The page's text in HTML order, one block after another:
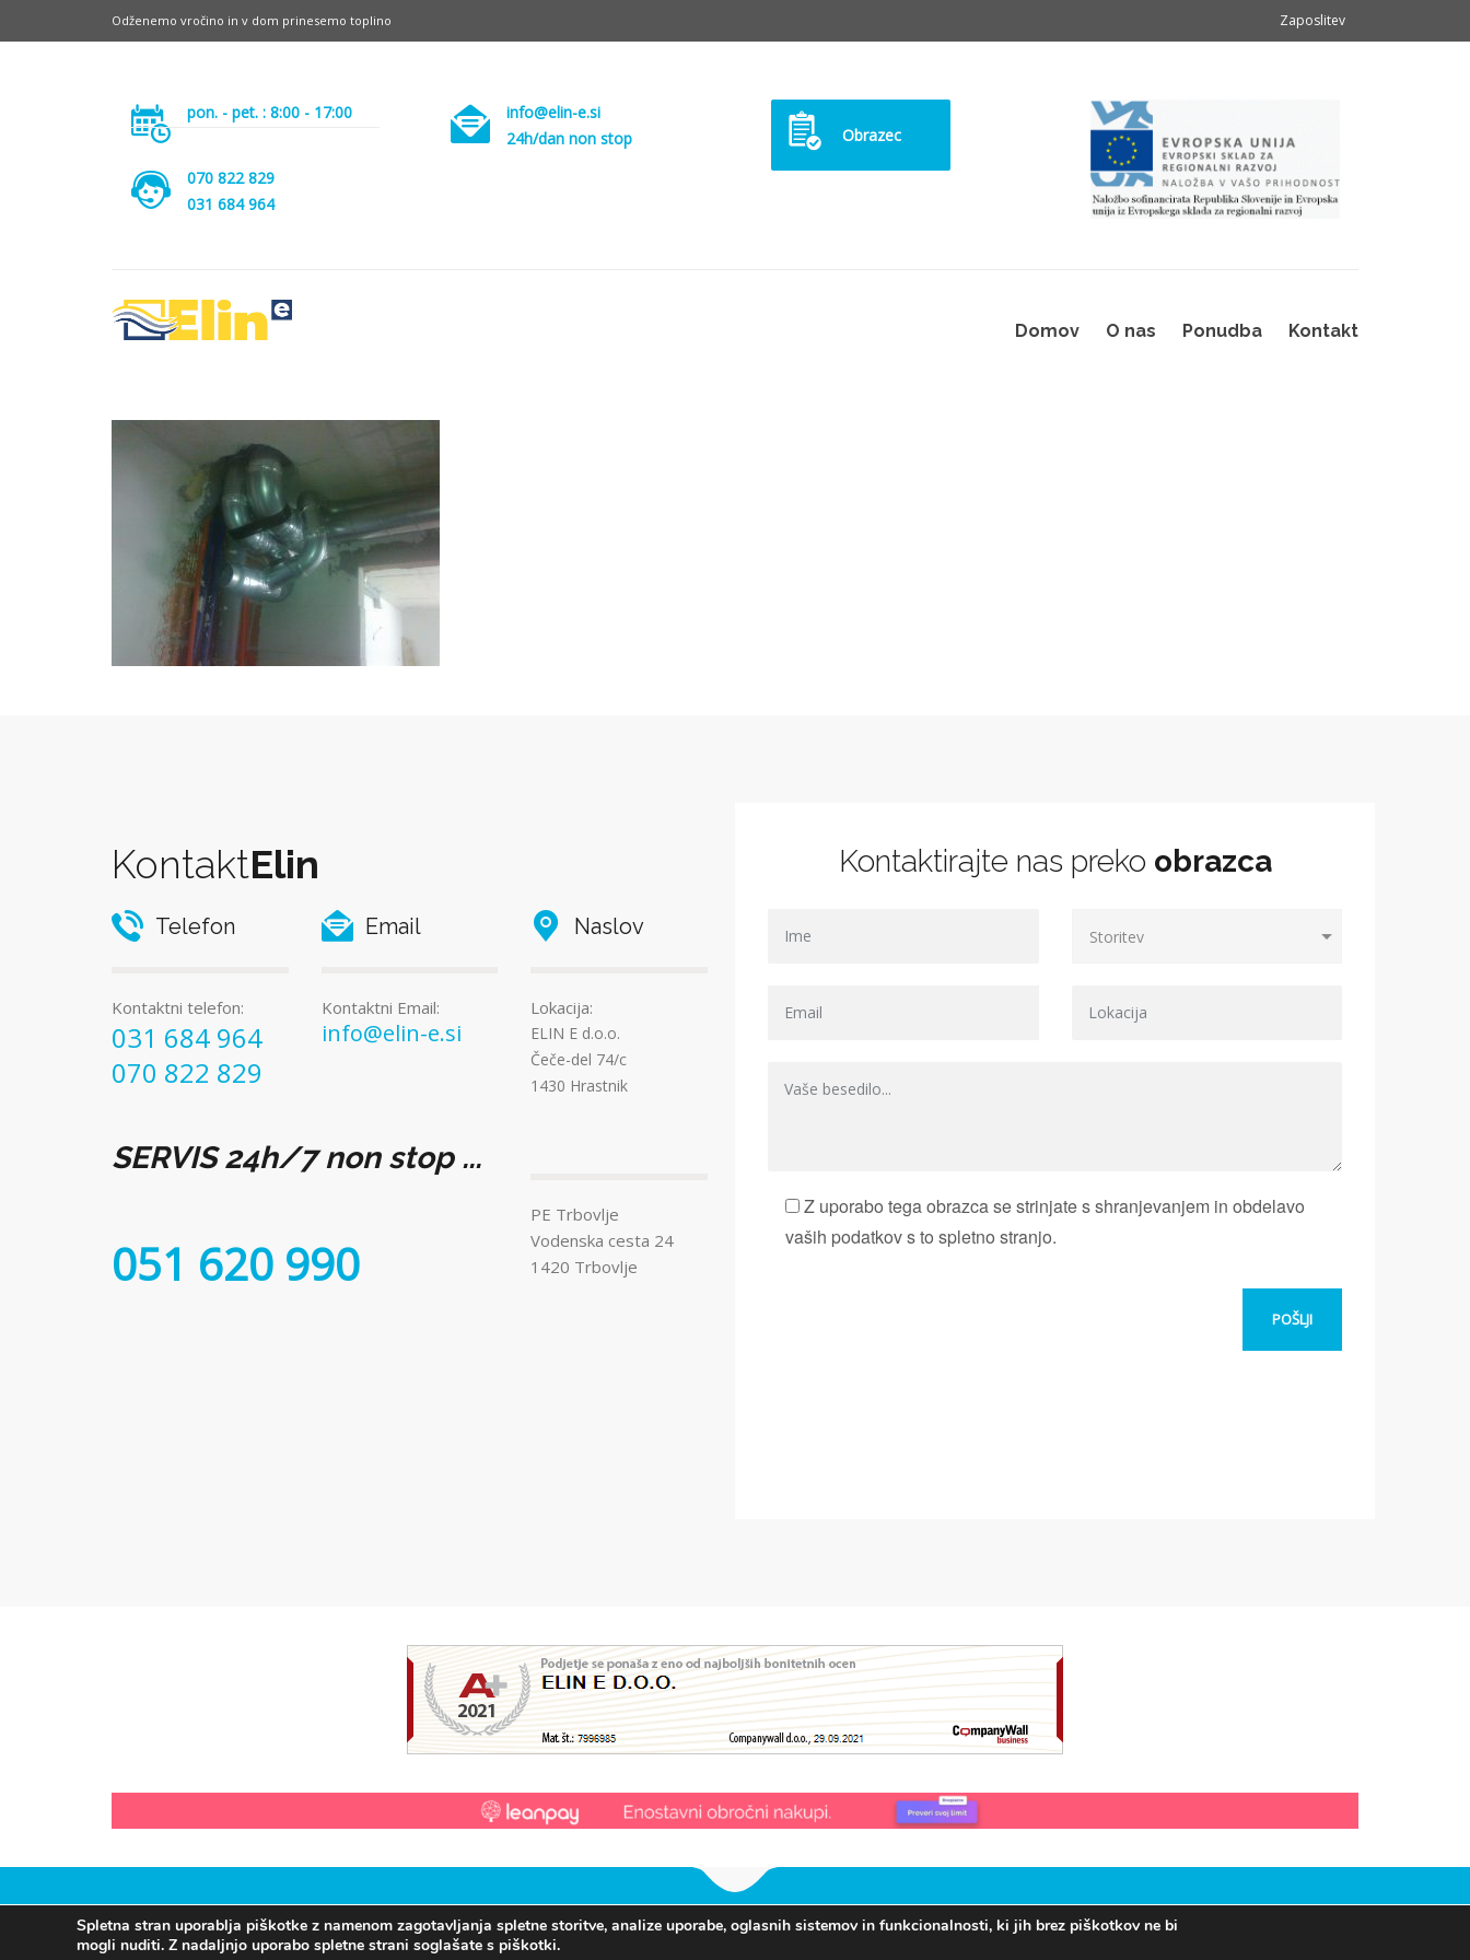
Odženemo vročino in v dom prinesemo toplino Zaposlitev
pon. - pet. : 8:00 - 17:00
070 822 829
031 684 964
info@elin-e.si
24h/dan non stop
Obrazec
Domov O nas Ponudba Kontakt
KontaktElin
Telefon
Kontaktni telefon:
031 684 964
070 822 829
Email
Kontaktni Email:
info@elin-e.si
Naslov
Lokacija:
ELIN E d.o.o.
Čeče-del 74/c
1430 Hrastnik
SERVIS 24h/7 non stop ...
051 620 990
PE Trbovlje
Vodenska cesta 24
1420 Trbovlje
Kontaktirajte nas preko obrazca
Z uporabo tega obrazca se strinjate s shranjevanjem in obdelavo
vaših podatkov s to spletno stranjo.
Spletna stran uporablja piškotke z namenom zagotavljanja spletne storitve, analize uporabe, oglasnih sistemov in funkcionalnosti, ki jih brez piškotkov ne bi
mogli nuditi. Z nadaljnjo uporabo spletne strani soglašate s piškotki.